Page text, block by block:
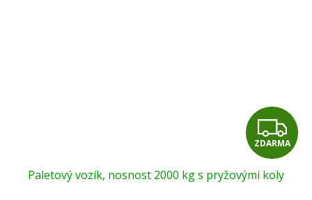
Z
D
ZDARMA
Paletový vozík, nosnost 2000 kg s pryžovými koly